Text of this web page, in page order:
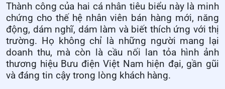
Thành công của hai cá nhân tiêu biểu này là minh
chứng cho thế hệ nhân viên bán hàng mới, năng
động, dám nghĩ, dám làm và biết thích ứng với thị
trường. Họ không chỉ là những người mang lại
doanh thu, mà còn là cầu nối lan tỏa hình ảnh
thương hiệu Bưu điện Việt Nam hiện đại, gần gũi
và đáng tin cậy trong lòng khách hàng.